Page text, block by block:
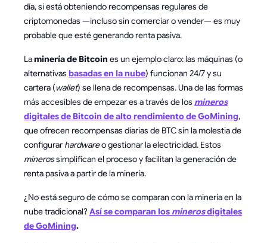
día, si está obteniendo recompensas regulares de
criptomonedas —incluso sin comerciar o vender— es muy
probable que esté generando renta pasiva.
Laminería de Bitcoin es un ejemplo claro: las máquinas (o
alternativas basadas en la nube) funcionan 24/7 y su
cartera (wallet) se llena de recompensas. Una de las formas
más accesibles de empezar es a través de los mineros
digitales de Bitcoin de alto rendimiento de GoMining,
que ofrecen recompensas diarias de BTC sin la molestia de
configurar hardwareo gestionar la electricidad. Estos
minerossimplifican el proceso y facilitan la generación de
renta pasiva a partir de la minería.
¿No está seguro de cómo se comparan con la minería en la
nube tradicional?Así se comparan los minerosdigitales
de GoMining.